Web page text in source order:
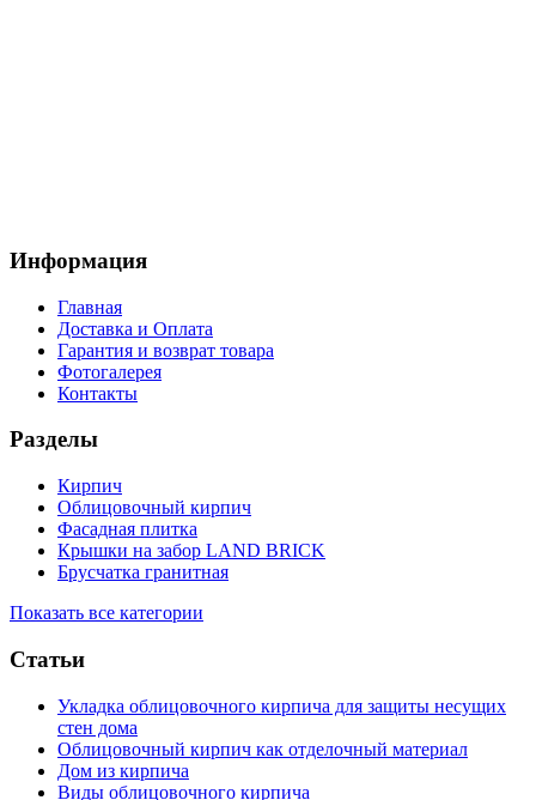
Информация
Главная
Доставка и Оплата
Гарантия и возврат товара
Фотогалерея
Контакты
Разделы
Кирпич
Облицовочный кирпич
Фасадная плитка
Крышки на забор LAND BRICK
Брусчатка гранитная
Показать все категории
Статьи
Укладка облицовочного кирпича для защиты несущих
стен дома
Облицовочный кирпич как отделочный материал
Дом из кирпича
Виды облицовочного кирпича